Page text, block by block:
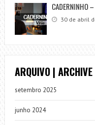
CADERNINHO
30 de abril
ARQUIVO | ARCHIVE
setembro 2025
junho 2024